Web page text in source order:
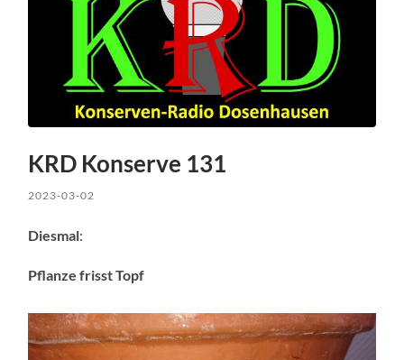
KRD Konserve 131
2023-03-02
Diesmal:
Pflanze frisst Topf